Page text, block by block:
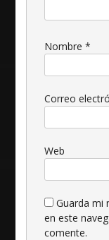
Nombre*
Correo
Web
Guarda mi
en este
comente.